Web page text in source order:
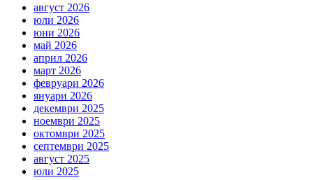
август 2026
юли 2026
юни 2026
май 2026
април 2026
март 2026
февруари 2026
януари 2026
декември 2025
ноември 2025
октомври 2025
септември 2025
август 2025
юли 2025